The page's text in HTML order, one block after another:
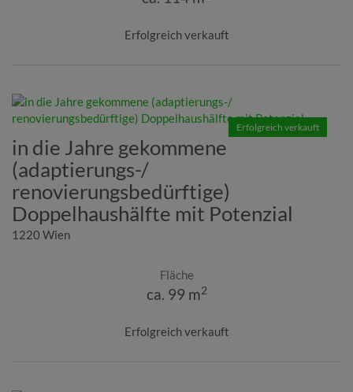
Erfolgreich verkauft
Erfolgreich verkauft
in die Jahre gekommene
(adaptierungs-/
renovierungsbedürftige)
Doppelhaushälfte mit Potenzial
1220 Wien
Fläche
ca. 99 m2
Erfolgreich verkauft